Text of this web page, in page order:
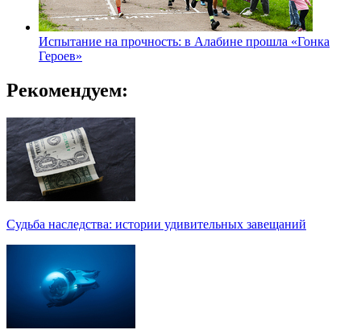
Испытание на прочность: в Алабине прошла «Гонка
Героев»
Рекомендуем:
Судьба наследства: истории удивительных завещаний